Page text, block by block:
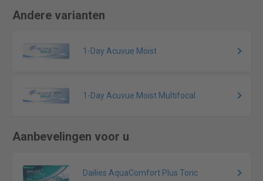
Andere varianten
1-Day Acuvue Moist
1-Day Acuvue Moist Multifocal
Aanbevelingen voor u
Dailies AquaComfort Plus Toric